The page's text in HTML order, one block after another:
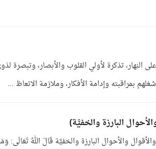
النهار، تذكرة لأولي القلوب والأبصار، وتبصرة
بمراقبته وإدامة الأفكار، وملازمة الاتعاظ ...
والأقوال والأحوال البارزة والخفيَّة قَالَ اللهُ تَعَالَى: